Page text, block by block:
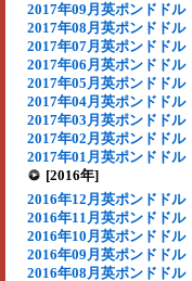
2017年09月英ポンドドル
2017年08月英ポンドドル
2017年07月英ポンドドル
2017年06月英ポンドドル
2017年05月英ポンドドル
2017年04月英ポンドドル
2017年03月英ポンドドル
2017年02月英ポンドドル
2017年01月英ポンドドル
[2016年]
2016年12月英ポンドドル
2016年11月英ポンドドル
2016年10月英ポンドドル
2016年09月英ポンドドル
2016年08月英ポンドドル